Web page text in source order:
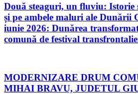
Două steaguri, un fluviu: Istorie
și pe ambele maluri ale Dunării
iunie 2026: Dunărea
comună de festival
MODERNIZARE DRUM
MIHAI BRAVU, JUDETUL